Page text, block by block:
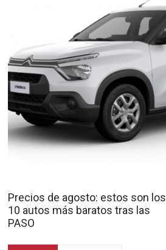
Precios de agosto: estos son los
10 autos más baratos tras las
PASO